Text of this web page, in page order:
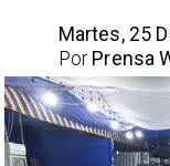
Martes, 25
Prensa
Por